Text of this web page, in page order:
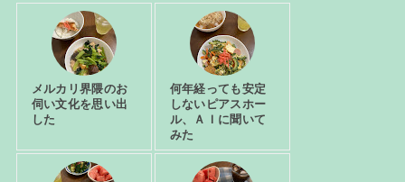
メルカリ界隈のお
伺い文化を思い出
した
何年経っても安定
しないピアスホー
ル、ＡＩに聞いて
みた